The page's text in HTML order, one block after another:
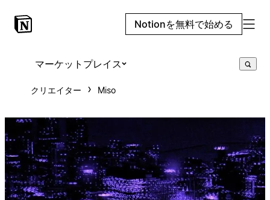
Notionを無料で始める
マーケットプレイス
クリエイター Miso